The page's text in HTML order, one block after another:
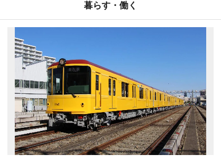
暮らす・働く